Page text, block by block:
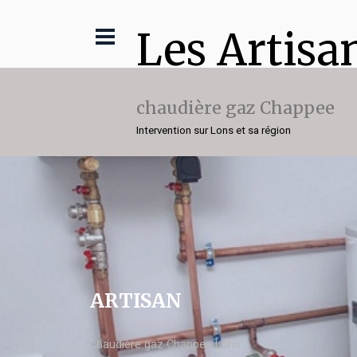
Les
chaudière gaz Chappee
Intervention sur Lons et sa région
ARTISAN
chaudière gaz Chappee Lons